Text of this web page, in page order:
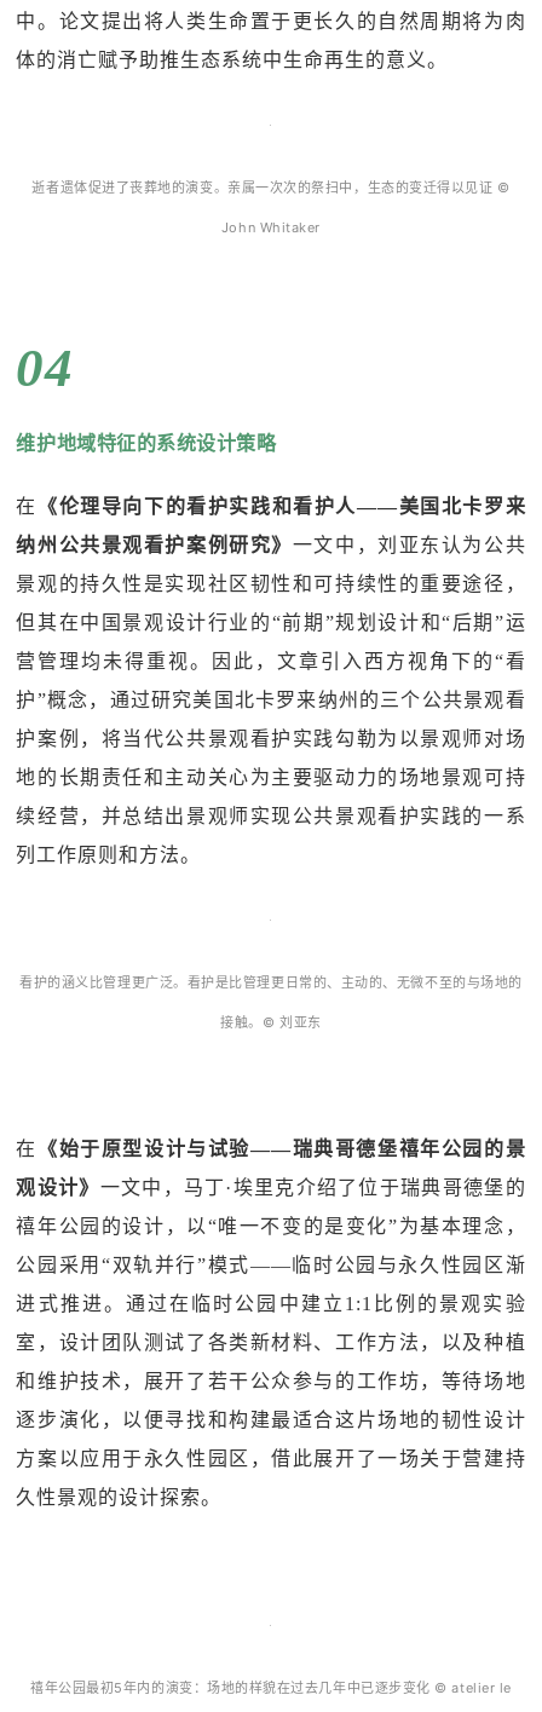
中。论文提出将人类生命置于更长久的自然周期将为肉
体的消亡赋予助推生态系统中生命再生的意义。
逝者遗体促进了丧葬地的演变。亲属一次次的祭扫中，生态的变迁得以见证 ©
John Whitaker
04
维护地域特征的系统设计策略
在
《伦理导向下的看护实践和看护人——美国北卡罗来
纳州公共景观看护案例研究》 一文中，刘亚东认为公共
景观的持久性是实现社区韧性和可持续性的重要途径，
但其在中国景观设计行业的“前期”规划设计和“后期”运
营管理均未得重视。因此，文章引入西方视角下的“看
护”概念，通过研究美国北卡罗来纳州的三个公共景观看
护案例，将当代公共景观看护实践勾勒为以景观师对场
地的长期责任和主动关心为主要驱动力的场地景观可持
续经营，并总结出景观师实现公共景观看护实践的一系
列工作原则和方法。
看护的涵义比管理更广泛。看护是比管理更日常的、主动的、无微不至的与场地的
接触。© 刘亚东
在
《始于原型设计与试验——瑞典哥德堡禧年公园的景
观设计》 一文中，马丁·埃里克介绍了位于瑞典哥德堡的
禧年公园的设计，以“唯一不变的是变化”为基本理念，
公园采用“双轨并行”模式——临时公园与永久性园区渐
进式推进。通过在临时公园中建立1:1比例的景观实验
室，设计团队测试了各类新材料、工作方法，以及种植
和维护技术，展开了若干公众参与的工作坊，等待场地
逐步演化，以便寻找和构建最适合这片场地的韧性设计
方案以应用于永久性园区，借此展开了一场关于营建持
久性景观的设计探索。
禧年公园最初5年内的演变：场地的样貌在过去几年中已逐步变化 © atelier le